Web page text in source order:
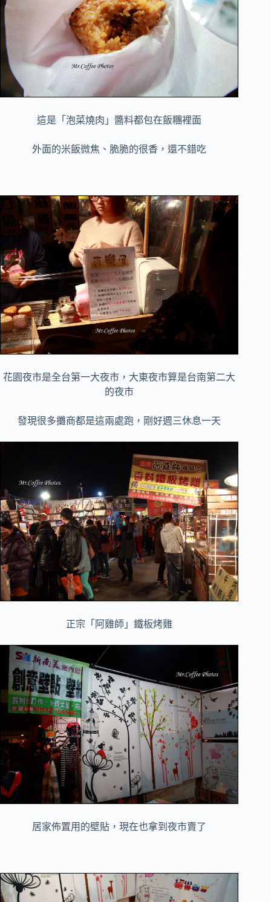
這是「泡菜燒肉」醬料都包在飯糰裡面
外面的米飯微焦、脆脆的很香，還不錯吃
花園夜市是全台第一大夜市，大東夜市算是台南第二大
的夜市
發現很多攤商都是這兩處跑，剛好週三休息一天
正宗「阿雞師」鐵板烤雞
居家佈置用的壁貼，現在也拿到夜市賣了